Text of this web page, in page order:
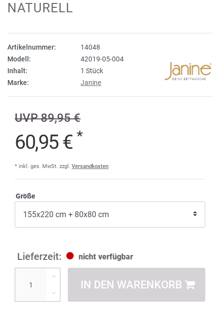
NATURELL
Artikelnummer:
14048
Modell:
42019-05-004
Inhalt:
1 Stück
Marke:
Janine
UVP 89,95 €
60,95 € *
* inkl. ges. MwSt. zzgl. Versandkosten
Größe
nicht verfügbar
IN DEN WARENKORB